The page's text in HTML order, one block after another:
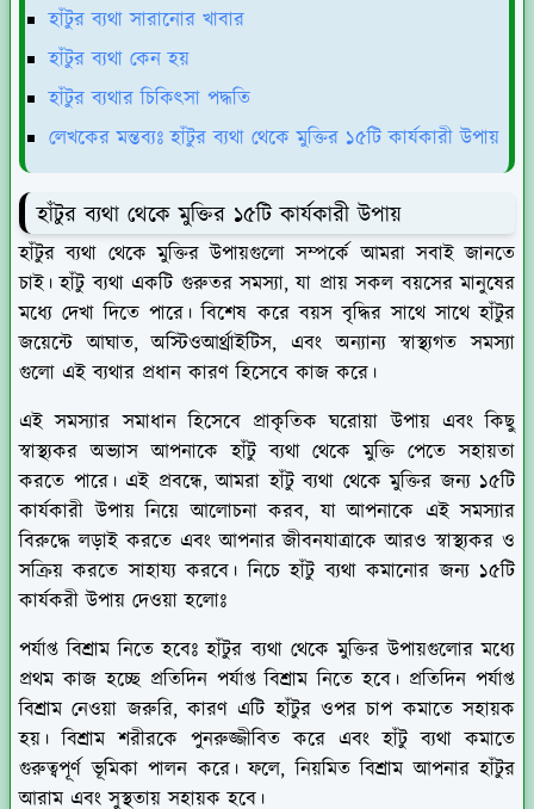
হাঁটুর ব্যথা সারানোর খাবার
হাঁটুর ব্যথা কেন হয়
হাঁটুর ব্যথার চিকিৎসা পদ্ধতি
লেখকের মন্তব্যঃ হাঁটুর ব্যথা থেকে মুক্তির ১৫টি কার্যকারী উপায়
হাঁটুর ব্যথা থেকে মুক্তির ১৫টি কার্যকারী উপায়
হাঁটুর ব্যথা থেকে মুক্তির উপায়গুলো সম্পর্কে আমরা সবাই জানতে
চাই। হাঁটু ব্যথা একটি গুরুতর সমস্যা, যা প্রায় সকল বয়সের মানুষের
মধ্যে দেখা দিতে পারে। বিশেষ করে বয়স বৃদ্ধির সাথে সাথে হাঁটুর
জয়েন্টে আঘাত, অস্টিওআর্থ্রাইটিস, এবং অন্যান্য স্বাস্থ্যগত সমস্যা
গুলো এই ব্যথার প্রধান কারণ হিসেবে কাজ করে।
এই সমস্যার সমাধান হিসেবে প্রাকৃতিক ঘরোয়া উপায় এবং কিছু
স্বাস্থ্যকর অভ্যাস আপনাকে হাঁটু ব্যথা থেকে মুক্তি পেতে সহায়তা
করতে পারে। এই প্রবন্ধে, আমরা হাঁটু ব্যথা থেকে মুক্তির জন্য ১৫টি
কার্যকারী উপায় নিয়ে আলোচনা করব, যা আপনাকে এই সমস্যার
বিরুদ্ধে লড়াই করতে এবং আপনার জীবনযাত্রাকে আরও স্বাস্থ্যকর ও
সক্রিয় করতে সাহায্য করবে। নিচে হাঁটু ব্যথা কমানোর জন্য ১৫টি
কার্যকরী উপায় দেওয়া হলোঃ
পর্যাপ্ত বিশ্রাম নিতে হবেঃহাঁটুর ব্যথা থেকে মুক্তির উপায়গুলোর মধ্যে
প্রথম কাজ হচ্ছে প্রতিদিন পর্যাপ্ত বিশ্রাম নিতে হবে। প্রতিদিন পর্যাপ্ত
বিশ্রাম নেওয়া জরুরি, কারণ এটি হাঁটুর ওপর চাপ কমাতে সহায়ক
হয়। বিশ্রাম শরীরকে পুনরুজ্জীবিত করে এবং হাঁটু ব্যথা কমাতে
গুরুত্বপূর্ণ ভূমিকা পালন করে। ফলে, নিয়মিত বিশ্রাম আপনার হাঁটুর
আরাম এবং সুস্থতায় সহায়ক হবে।